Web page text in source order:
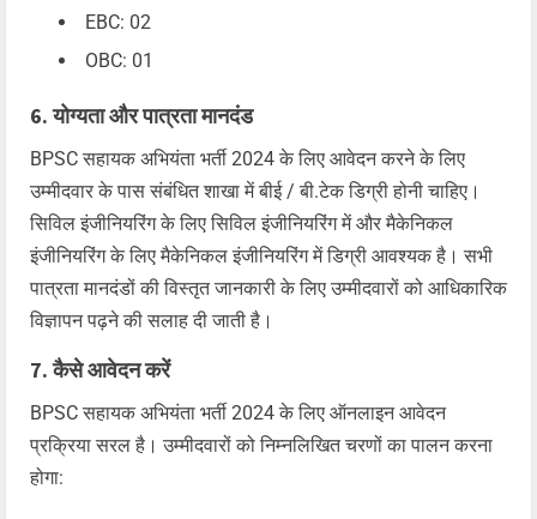
EBC: 02
OBC: 01
6. योग्यता और पात्रता मानदंड
BPSC सहायक अभियंता भर्ती 2024 के लिए आवेदन करने के लिए
उम्मीदवार के पास संबंधित शाखा में बीई / बी.टेक डिग्री होनी चाहिए।
सिविल इंजीनियरिंग के लिए सिविल इंजीनियरिंग में और मैकेनिकल
इंजीनियरिंग के लिए मैकेनिकल इंजीनियरिंग में डिग्री आवश्यक है। सभी
पात्रता मानदंडों की विस्तृत जानकारी के लिए उम्मीदवारों को आधिकारिक
विज्ञापन पढ़ने की सलाह दी जाती है।
7. कैसे आवेदन करें
BPSC सहायक अभियंता भर्ती 2024 के लिए ऑनलाइन आवेदन
प्रक्रिया सरल है। उम्मीदवारों को निम्नलिखित चरणों का पालन करना
होगा: